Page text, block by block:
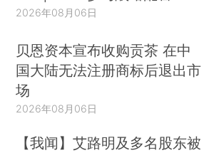
2026年08月06日
贝恩资本宣布收购贡茶 在中
国大陆无法注册商标后退出市
场
2026年08月06日
【我闻】艾路明及多名股东被